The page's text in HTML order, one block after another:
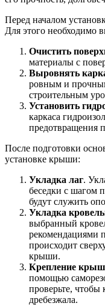
Перед началом
Для этого необходимо
Очистить
материалы с
Выровнять
ровным и
строительным
Установить
каркаса
предотвращения
После подготовки
установке крыши:
Укладка лаг.
беседки с шагом
будут служить
Укладка
выбранный
рекомендациями
происходит
крыши.
Крепление
помощью
проверьте,
дребезжала.